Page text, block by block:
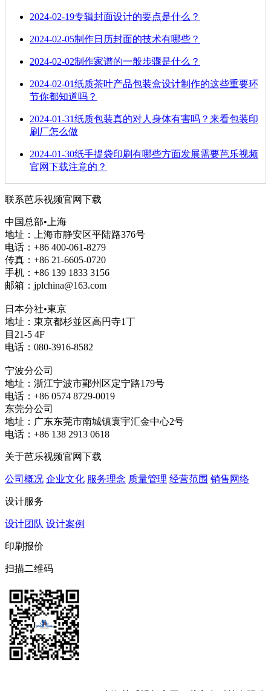
2024-02-19专辑封面设计的要点是什么？
2024-02-05制作日历封面的技术有哪些？
2024-02-02制作家谱的一般步骤是什么？
2024-02-01纸质茶叶产品包装盒设计制作的这些重要环
节你都知道吗？
2024-01-31纸质包装真的对人身体有害吗？来看包装印
刷厂怎么做
2024-01-30纸手提袋印刷有哪些方面发展需要芭乐视频
官网下载注意的？
联系芭乐视频官网下载
中国总部•上海
地址：上海市静安区平陆路376号
电话：+86 400-061-8279
传真：+86 21-6605-0720
手机：+86 139 1833 3156
邮箱：jplchina@163.com
日本分社•東京
地址：東京都杉並区高円寺1丁
目21-5 4F
电话：080-3916-8582
宁波分公司
地址：浙江宁波市鄞州区定宁路179号
电话：+86 0574 8729-0019
东莞分公司
地址：广东东莞市南城镇寰宇汇金中心2号
电话：+86 138 2913 0618
关于芭乐视频官网下载
公司概况 企业文化 服务理念 质量管理 经营范围 销售网络
设计服务
设计团队 设计案例
印刷报价
扫描二维码